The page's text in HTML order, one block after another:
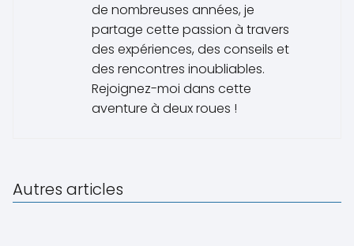
de nombreuses années, je
partage cette passion à travers
des expériences, des conseils et
des rencontres inoubliables.
Rejoignez-moi dans cette
aventure à deux roues !
Autres articles